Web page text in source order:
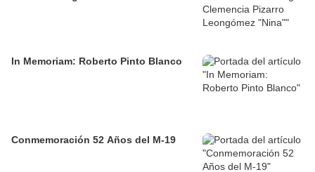
In Memoriam: Roberto Pinto Blanco
Conmemoración 52 Años del M-19